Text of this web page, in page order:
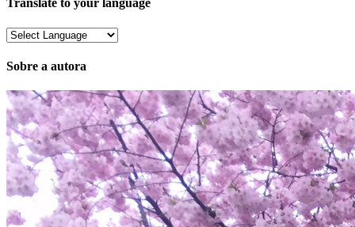
Translate to your language
Sobre a autora